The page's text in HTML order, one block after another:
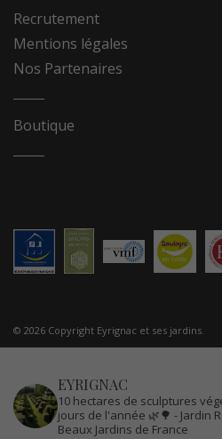
Recrutement
Mentions légales
Nos Partenaires
Boutique
© 2026 Copyright Eyrignac et ses jardins.
EYRIGNAC
10 hectares de sculptures
jours de l'année 🌿🌳 - Jardin
Beaux Jardins de France